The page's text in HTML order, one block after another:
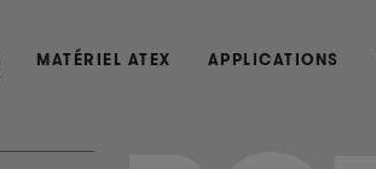
MATÉRIEL ATEX APPLICATIONS